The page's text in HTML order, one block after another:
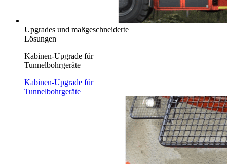
Upgrades und maßgeschneiderte
Lösungen
Kabinen-Upgrade für
Tunnelbohrgeräte
Kabinen-Upgrade für
Tunnelbohrgeräte